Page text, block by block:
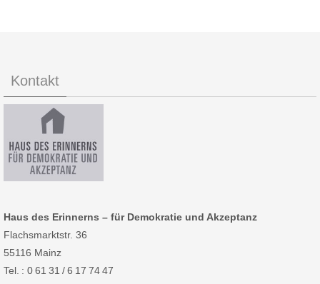
Kontakt
Haus des Erinnerns – für Demokratie und Akzeptanz
Flachsmarktstr. 36
55116 Mainz
Tel. : 0 61 31 / 6 17 74 47